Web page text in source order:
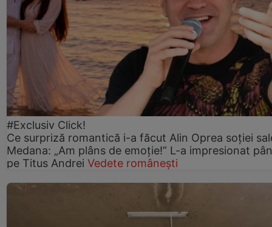
#Exclusiv Click!
Ce surpriză romantică i-a făcut Alin Oprea soției
Medana: „Am plâns de emoție!” L-a impresionat
pe Titus Andrei Vedete românești